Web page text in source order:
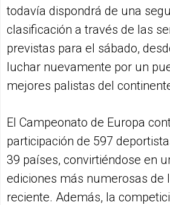
todavía dispondrá de una
clasificación a través de las
previstas para el sábado,
luchar nuevamente por un
mejores palistas del
El Campeonato de Europa
participación de 597
39 países, convirtiéndose en
ediciones más numerosas de
reciente. Además, la